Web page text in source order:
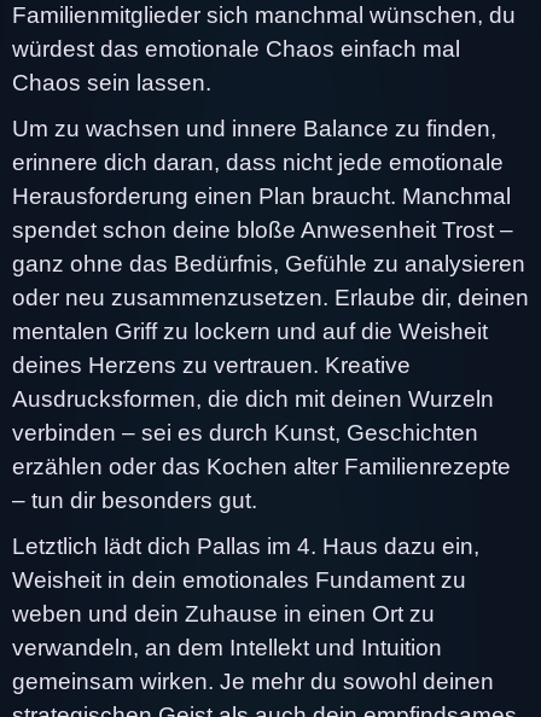
Familienmitglieder sich manchmal wünschen, du
würdest das emotionale Chaos einfach mal
Chaos sein lassen.
Um zu wachsen und innere Balance zu finden,
erinnere dich daran, dass nicht jede emotionale
Herausforderung einen Plan braucht. Manchmal
spendet schon deine bloße Anwesenheit Trost –
ganz ohne das Bedürfnis, Gefühle zu analysieren
oder neu zusammenzusetzen. Erlaube dir, deinen
mentalen Griff zu lockern und auf die Weisheit
deines Herzens zu vertrauen. Kreative
Ausdrucksformen, die dich mit deinen Wurzeln
verbinden – sei es durch Kunst, Geschichten
erzählen oder das Kochen alter Familienrezepte
– tun dir besonders gut.
Letztlich lädt dich Pallas im 4. Haus dazu ein,
Weisheit in dein emotionales Fundament zu
weben und dein Zuhause in einen Ort zu
verwandeln, an dem Intellekt und Intuition
gemeinsam wirken. Je mehr du sowohl deinen